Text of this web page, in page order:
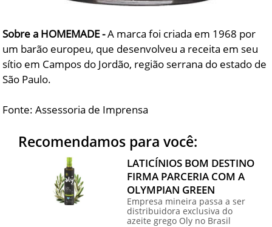
Sobre a HOMEMADE -A marca foi criada em 1968 por
um barão europeu, que desenvolveu a receita em seu
sítio em Campos do Jordão, região serrana do estado de
São Paulo.
Fonte: Assessoria de Imprensa
Recomendamos para você:
LATICÍNIOS BOM DESTINO
FIRMA PARCERIA COM A
OLYMPIAN GREEN
Empresa mineira passa a ser
distribuidora exclusiva do
azeite grego Oly no Brasil